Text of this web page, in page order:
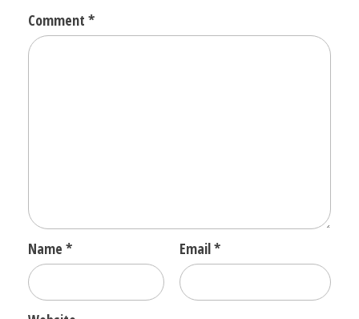
Comment *
Name * Email*